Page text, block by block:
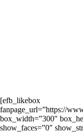
[efb_likebox
fanpage_url=”https://
box_width=”300″
show_faces=”0″